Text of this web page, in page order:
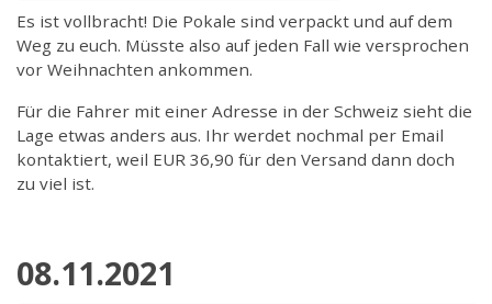
Es ist vollbracht! Die Pokale sind verpackt und auf dem
Weg zu euch. Müsste also auf jeden Fall wie versprochen
vor Weihnachten ankommen.
Für die Fahrer mit einer Adresse in der Schweiz sieht die
Lage etwas anders aus. Ihr werdet nochmal per Email
kontaktiert, weil EUR 36,90 für den Versand dann doch
zu viel ist.
08.11.2021